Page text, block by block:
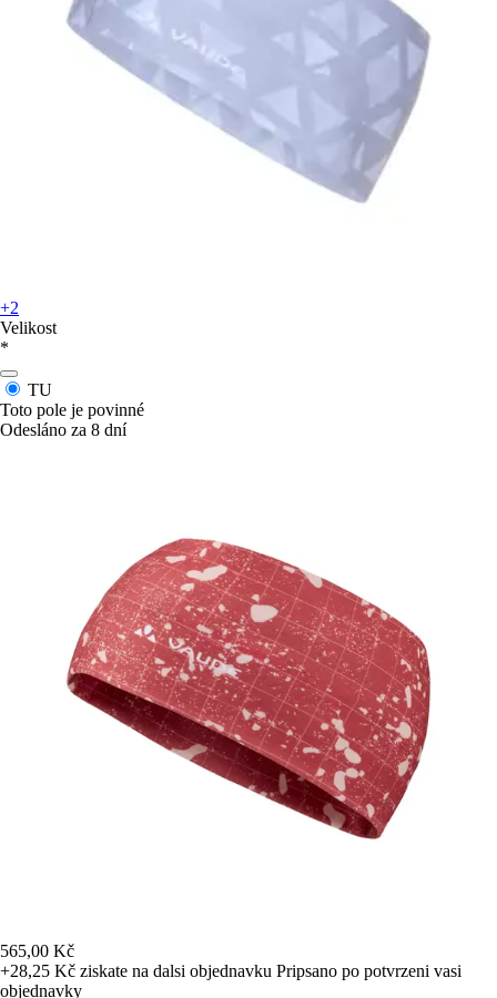
+2
Velikost
*
TU
Toto pole je povinné
Odesláno za 8 dní
565,00 Kč
+28,25 Kč ziskate na dalsi objednavku Pripsano po potvrzeni vasi
objednavky